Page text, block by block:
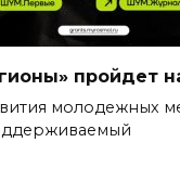
пройдет
молодежных